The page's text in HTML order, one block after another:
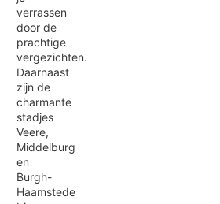
verrassen
door de
prachtige
vergezichten.
Daarnaast
zijn de
charmante
stadjes
Veere,
Middelburg
en
Burgh-
Haamstede